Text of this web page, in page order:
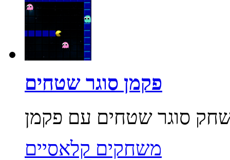
פקמן סוגר שטחים
משחקים קלאסיים